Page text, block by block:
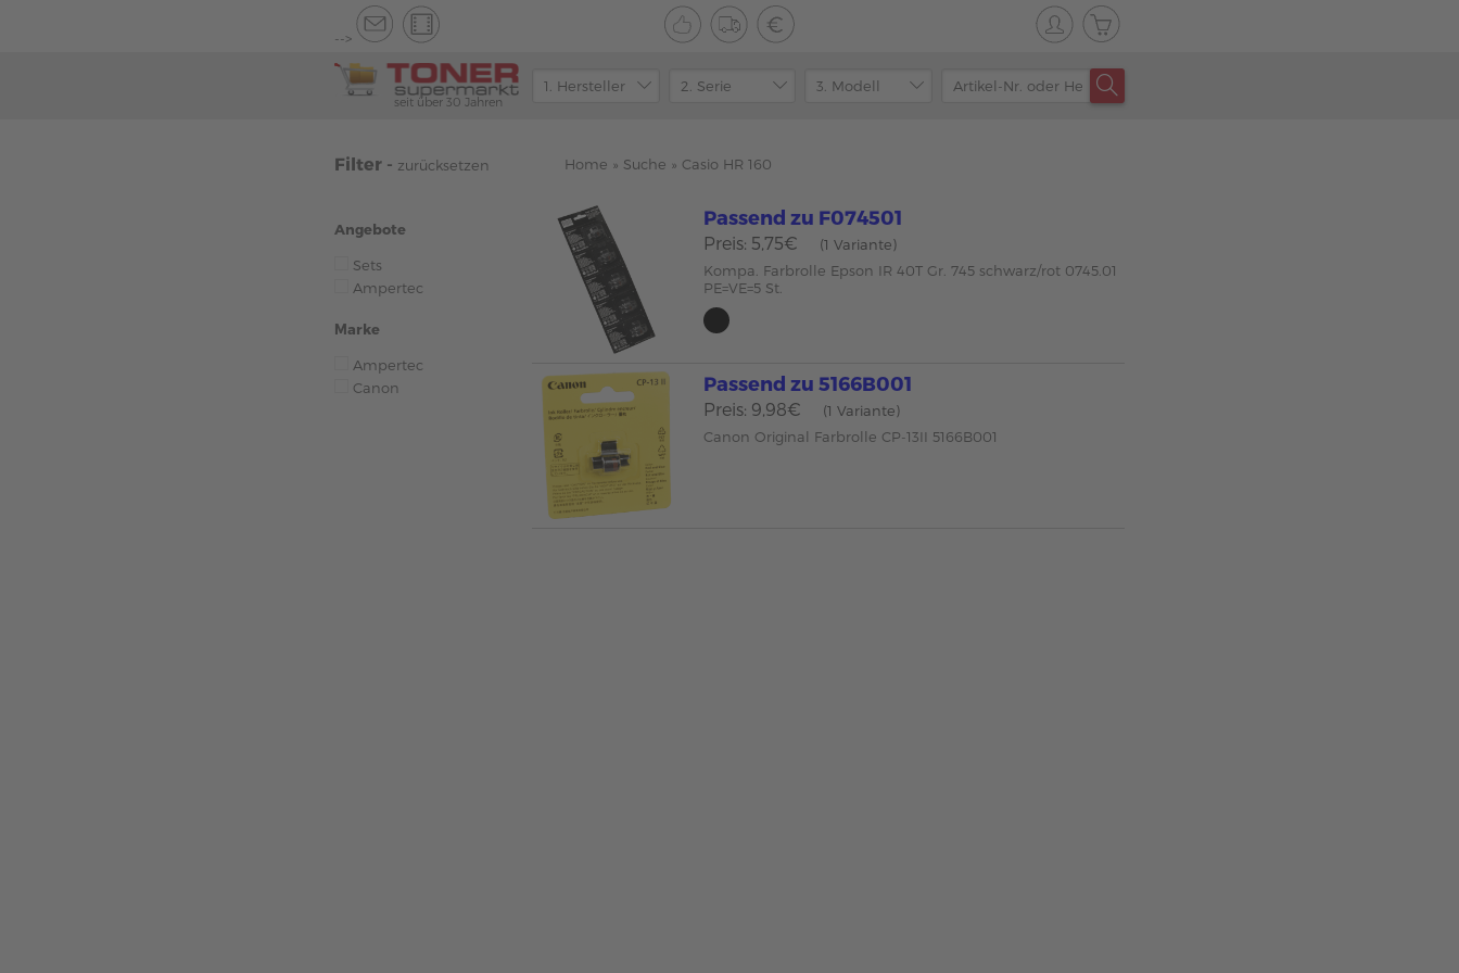
-->
seit über 30 Jahren
Filter - zurücksetzen
Angebote
Sets
Ampertec
Marke
Ampertec
Canon
Home » Suche » Casio HR 160
Passend zu F074501
Preis: 5,75€
(1 Variante)
Kompa. Farbrolle Epson IR 40T Gr. 745 schwarz/rot 0745.01
PE=VE=5 St.
Passend zu 5166B001
Preis: 9,98€
(1 Variante)
Canon Original Farbrolle CP-13II 5166B001